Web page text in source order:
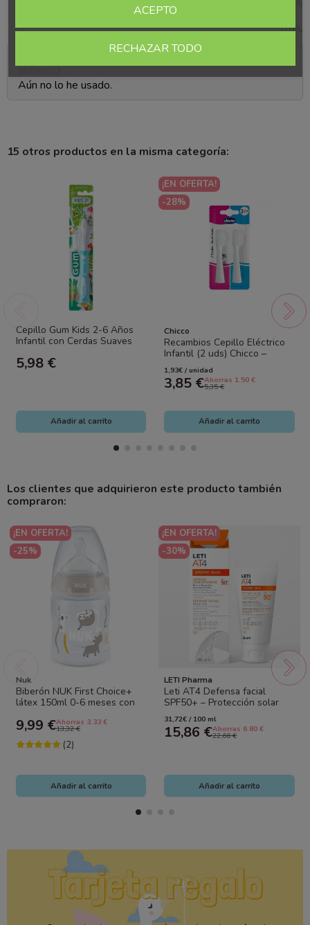
estrellas
0.0%
Aún no lo he usado.
15 otros productos en la misma categoría:
Cepillo Gum Kids 2-6 Años
Infantil con Cerdas Suaves
5,98 €
Añadir al carrito
¡EN OFERTA!
-28%
Chicco
Recambios Cepillo Eléctrico
Infantil (2 uds) Chicco –
Higiene bucal eficaz y
siempre...
1,93€ / unidad
3,85 €Ahorras 1.50 €
5,35 €
Añadir al carrito
Los clientes que adquirieron este producto también
compraron:
¡EN OFERTA!
-25%
Nuk
Biberón NUK First Choice+
látex 150ml 0-6 meses con
anticólicos
9,99 €Ahorras 3.33 €
13,32 €
(2)
Añadir al carrito
¡EN OFERTA!
-30%
LETI Pharma
Leti AT4 Defensa facial
SPF50+ – Protección solar
alta para piel atópica
31,72€ / 100 ml
15,86 €Ahorras 6.80 €
22,66 €
Añadir al carrito
RECHAZAR TODO
ACEPTO